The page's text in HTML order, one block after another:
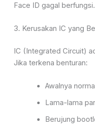
Face ID gagal berfungsi.
3. Kerusakan IC yang
IC (Integrated Circuit)
Jika terkena benturan:
Awalnya normal
Lama-lama
Berujung